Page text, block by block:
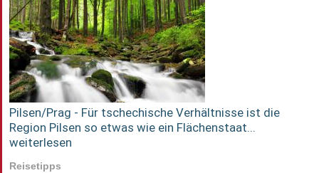
Pilsen/Prag - Für tschechische Verhältnisse ist die
Region Pilsen so etwas wie ein Flächenstaat...
weiterlesen
Reisetipps